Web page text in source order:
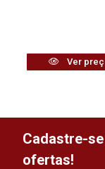
Ver
Cadastre-
ofertas!